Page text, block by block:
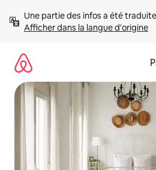
directement
Afficher dans la langue d'origine